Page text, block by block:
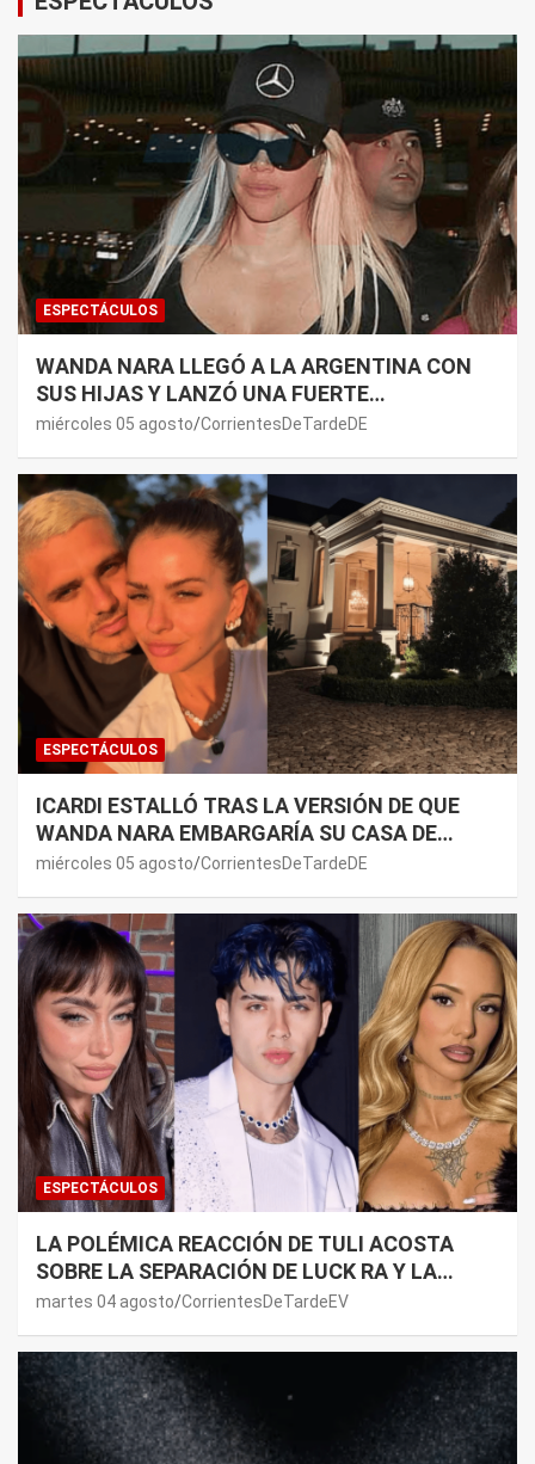
ESPECTÁCULOS
WANDA NARA LLEGÓ A LA ARGENTINA CON
SUS HIJAS Y LANZÓ UNA FUERTE
PREMONICIÓN SOBRE MAURO ICARDI
miércoles 05 agosto CorrientesDeTardeDE
ESPECTÁCULOS
ICARDI ESTALLÓ TRAS LA VERSIÓN DE QUE
WANDA NARA EMBARGARÍA SU CASA DE
NORDELTA: “NECESITAN RASCAR DE ALGÚN
miércoles 05 agosto CorrientesDeTardeDE
ESPECTÁCULOS
LA POLÉMICA REACCIÓN DE TULI ACOSTA
SOBRE LA SEPARACIÓN DE LUCK RA Y LA
JOAQUI: “¿MI VERDAD?”
martes 04 agosto CorrientesDeTardeEV